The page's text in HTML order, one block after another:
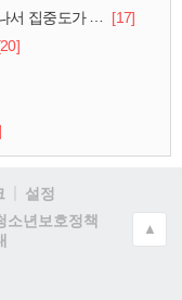
한 아파트의 안내방송
[17]
설정
소년보호정책
▲